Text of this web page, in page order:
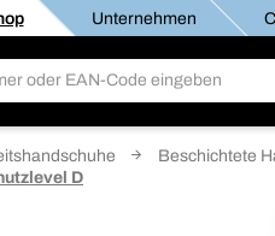
Unternehmen
Beschichtete
D